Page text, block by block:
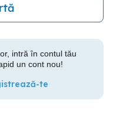
intră în contul tău
un cont nou!
te